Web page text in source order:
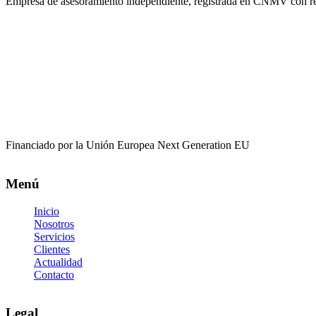
Financiado por la Unión Europea Next Generation EU
Menú
Inicio
Nosotros
Servicios
Clientes
Actualidad
Contacto